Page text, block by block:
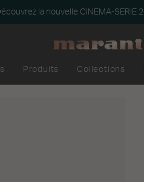
la nouvelle CINEMA-SERIE 2.
Produits Collections